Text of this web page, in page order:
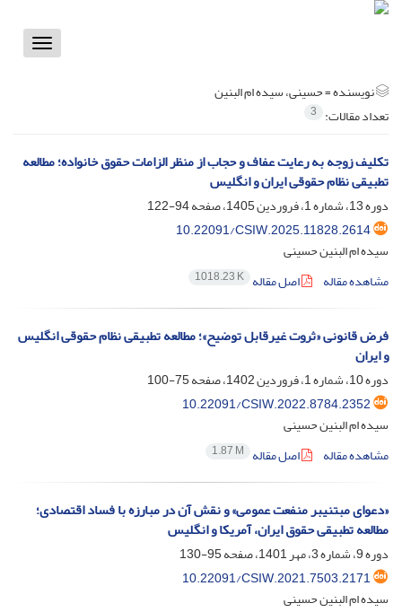
Toggle
نویسنده =حسینی، سیده ام البنین
تعداد مقالات: 3
تکلیف زوجه به رعایت عفاف و حجاب از منظر الزامات حقوق خانواده؛ مطالعه
تطبیقی نظام حقوقی ایران و انگلیس
دوره 13، شماره 1، فروردین 1405، صفحه
94-122
10.22091/CSIW.2025.11828.2614
سیده ام البنین حسینی
مشاهده مقاله
اصل مقاله 1018.23 K
فرض قانونی «ثروت غیرقابل توضیح»؛ مطالعه تطبیقی نظام حقوقی انگلیس
و ایران
دوره 10، شماره 1، فروردین 1402، صفحه
75-100
10.22091/CSIW.2022.8784.2352
سیده ام البنین حسینی
مشاهده مقاله
اصل مقاله 1.87 M
«دعوای مبتنی‏بر منفعت عمومی» و نقش آن در مبارزه با فساد اقتصادی؛
مطالعه تطبیقی حقوق ایران، آمریکا و انگلیس
دوره 9، شماره 3، مهر 1401، صفحه
95-130
10.22091/CSIW.2021.7503.2171
سیده ام البنین حسینی